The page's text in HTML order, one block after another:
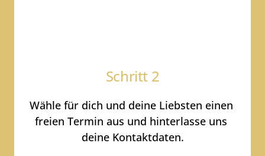
Schritt 2
Wähle für dich und deine Liebsten
freien Termin aus und hinterlasse
deine Kontaktdaten.